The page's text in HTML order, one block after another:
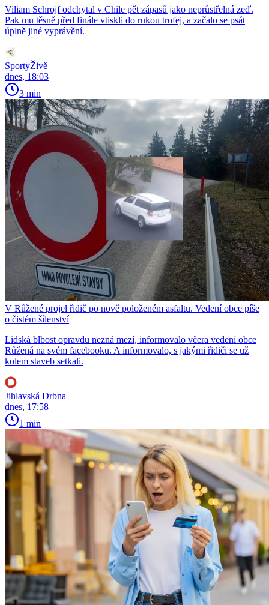
Viliam Schrojf odchytal v Chile pět zápasů jako neprůstřelná zeď.
Pak mu těsně před finále vtiskli do rukou trofej, a začalo se psát
úplně jiné vyprávění.
SportyŽivě
dnes, 18:03
3 min
V Růžené projel řidič po nově položeném asfaltu. Vedení obce píše
o čistém šílenství
Lidská blbost opravdu nezná mezí, informovalo včera vedení obce
Růžená na svém facebooku. A informovalo, s jakými řidiči se už
kolem staveb setkali.
Jihlavská Drbna
dnes, 17:58
1 min